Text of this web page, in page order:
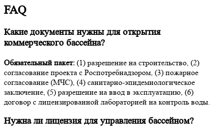
FAQ
Какие документы нужны для открытия
коммерческого бассейна?
Обязательный пакет: (1) разрешение на строительство, (2)
согласование проекта с Роспотребнадзором, (3) пожарное
согласование (МЧС), (4) санитарно-эпидемиологическое
заключение, (5) разрешение на ввод в эксплуатацию, (6)
договор с лицензированной лабораторией на контроль воды.
Нужна ли лицензия для управления бассейном?